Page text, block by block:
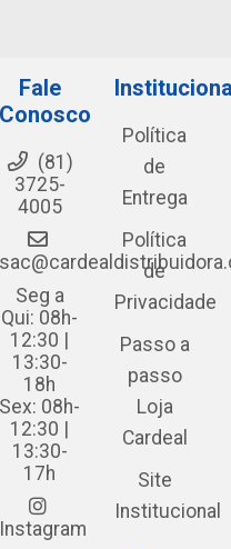
Fale
Conosco
(81)
3725-
4005
Seg a
Qui: 08h-
12:30 |
13:30-
18h
Sex: 08h-
12:30 |
13:30-
17h
Instagram
Política
de
Entrega
Política
de
Privacidade
Passo a
passo
Loja
Cardeal
Site
Institucional